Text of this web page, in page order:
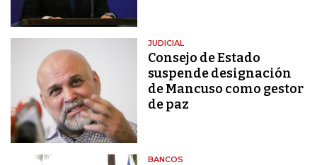
JUDICIAL
Consejo de Estado
suspende designación
de Mancuso como gestor
de paz
BANCOS